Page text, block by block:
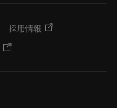
採用情報